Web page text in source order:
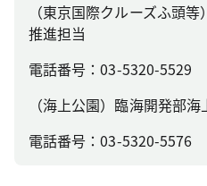
（東京国際クルーズふ頭
推進担当
電話番号：03-5320-5529
（海上公園）臨海開発部
電話番号：03-5320-5576